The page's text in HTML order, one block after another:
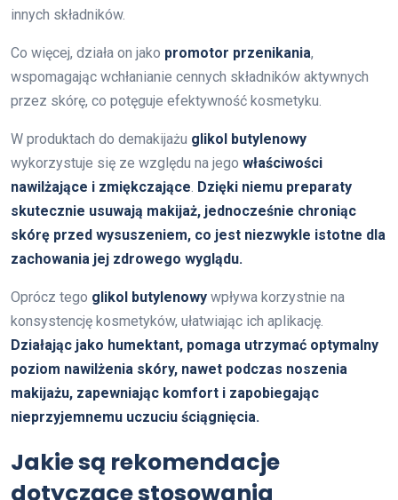
innych składników.
Co więcej, działa on jako promotor przenikania,
wspomagając wchłanianie cennych składników aktywnych
przez skórę, co potęguje efektywność kosmetyku.
W produktach do demakijażu glikol butylenowy
wykorzystuje się ze względu na jego właściwości
nawilżające i zmiękczające. Dzięki niemu preparaty
skutecznie usuwają makijaż, jednocześnie chroniąc
skórę przed wysuszeniem, co jest niezwykle istotne dla
zachowania jej zdrowego wyglądu.
Oprócz tego glikol butylenowy wpływa korzystnie na
konsystencję kosmetyków, ułatwiając ich aplikację.
Działając jako humektant, pomaga utrzymać optymalny
poziom nawilżenia skóry, nawet podczas noszenia
makijażu, zapewniając komfort i zapobiegając
nieprzyjemnemu uczuciu ściągnięcia.
Jakie są rekomendacje
dotyczące stosowania